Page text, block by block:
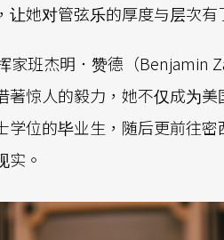
让她对管弦乐的厚度与层次有
家班杰明．赞德（Benjamin
著惊人的毅力，她不仅成为
学位的毕业生，随后更前往
实。